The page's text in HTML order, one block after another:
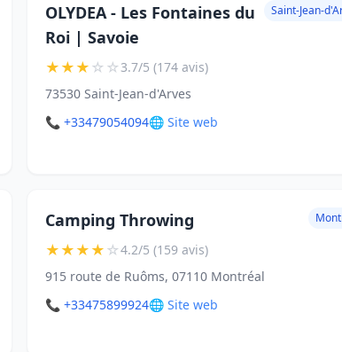
OLYDEA - Les Fontaines du
Roi | Savoie
Saint-Jean-
★★★☆☆3.7/5 (174 avis)
73530 Saint-Jean-d'Arves
📞 +33479054094🌐 Site web
Camping Throwing
★★★★☆4.2/5 (159 avis)
915 route de Ruôms, 07110 Montréal
📞 +33475899924🌐 Site web